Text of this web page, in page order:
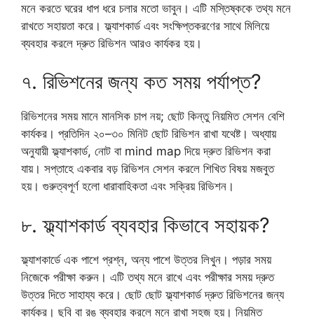
মনে করতে ঘরের ধাপ ধরে চলার মতো ভাবুন। এটি মস্তিষ্ককে তথ্য মনে
রাখতে সহায়তা করে। ফ্ল্যাশকার্ড এবং সংক্ষিপ্তকরণের সাথে মিলিয়ে
ব্যবহার করলে দ্রুত রিভিশন আরও কার্যকর হয়।
৭. রিভিশনের জন্য কত সময় পর্যাপ্ত?
রিভিশনের সময় মানে মানসিক চাপ নয়; ছোট কিন্তু নিয়মিত সেশন বেশি
কার্যকর। প্রতিদিন ২০–৩০ মিনিট ছোট রিভিশন রাখা যথেষ্ট। অধ্যায়
অনুযায়ী ফ্ল্যাশকার্ড, নোট বা mind map দিয়ে দ্রুত রিভিশন করা
যায়। সপ্তাহে একবার বড় রিভিশন সেশন করলে শিখিত বিষয় মজবুত
হয়। গুরুত্বপূর্ণ হলো ধারাবাহিকতা এবং সক্রিয় রিভিশন।
৮. ফ্ল্যাশকার্ড ব্যবহার কিভাবে সহায়ক?
ফ্ল্যাশকার্ডে এক পাশে প্রশ্ন, অন্য পাশে উত্তর লিখুন। পড়ার সময়
নিজেকে পরীক্ষা করুন। এটি তথ্য মনে রাখে এবং পরীক্ষার সময় দ্রুত
উত্তর দিতে সাহায্য করে। ছোট ছোট ফ্ল্যাশকার্ড দ্রুত রিভিশনের জন্য
কার্যকর। ছবি বা রঙ ব্যবহার করলে মনে রাখা সহজ হয়। নিয়মিত